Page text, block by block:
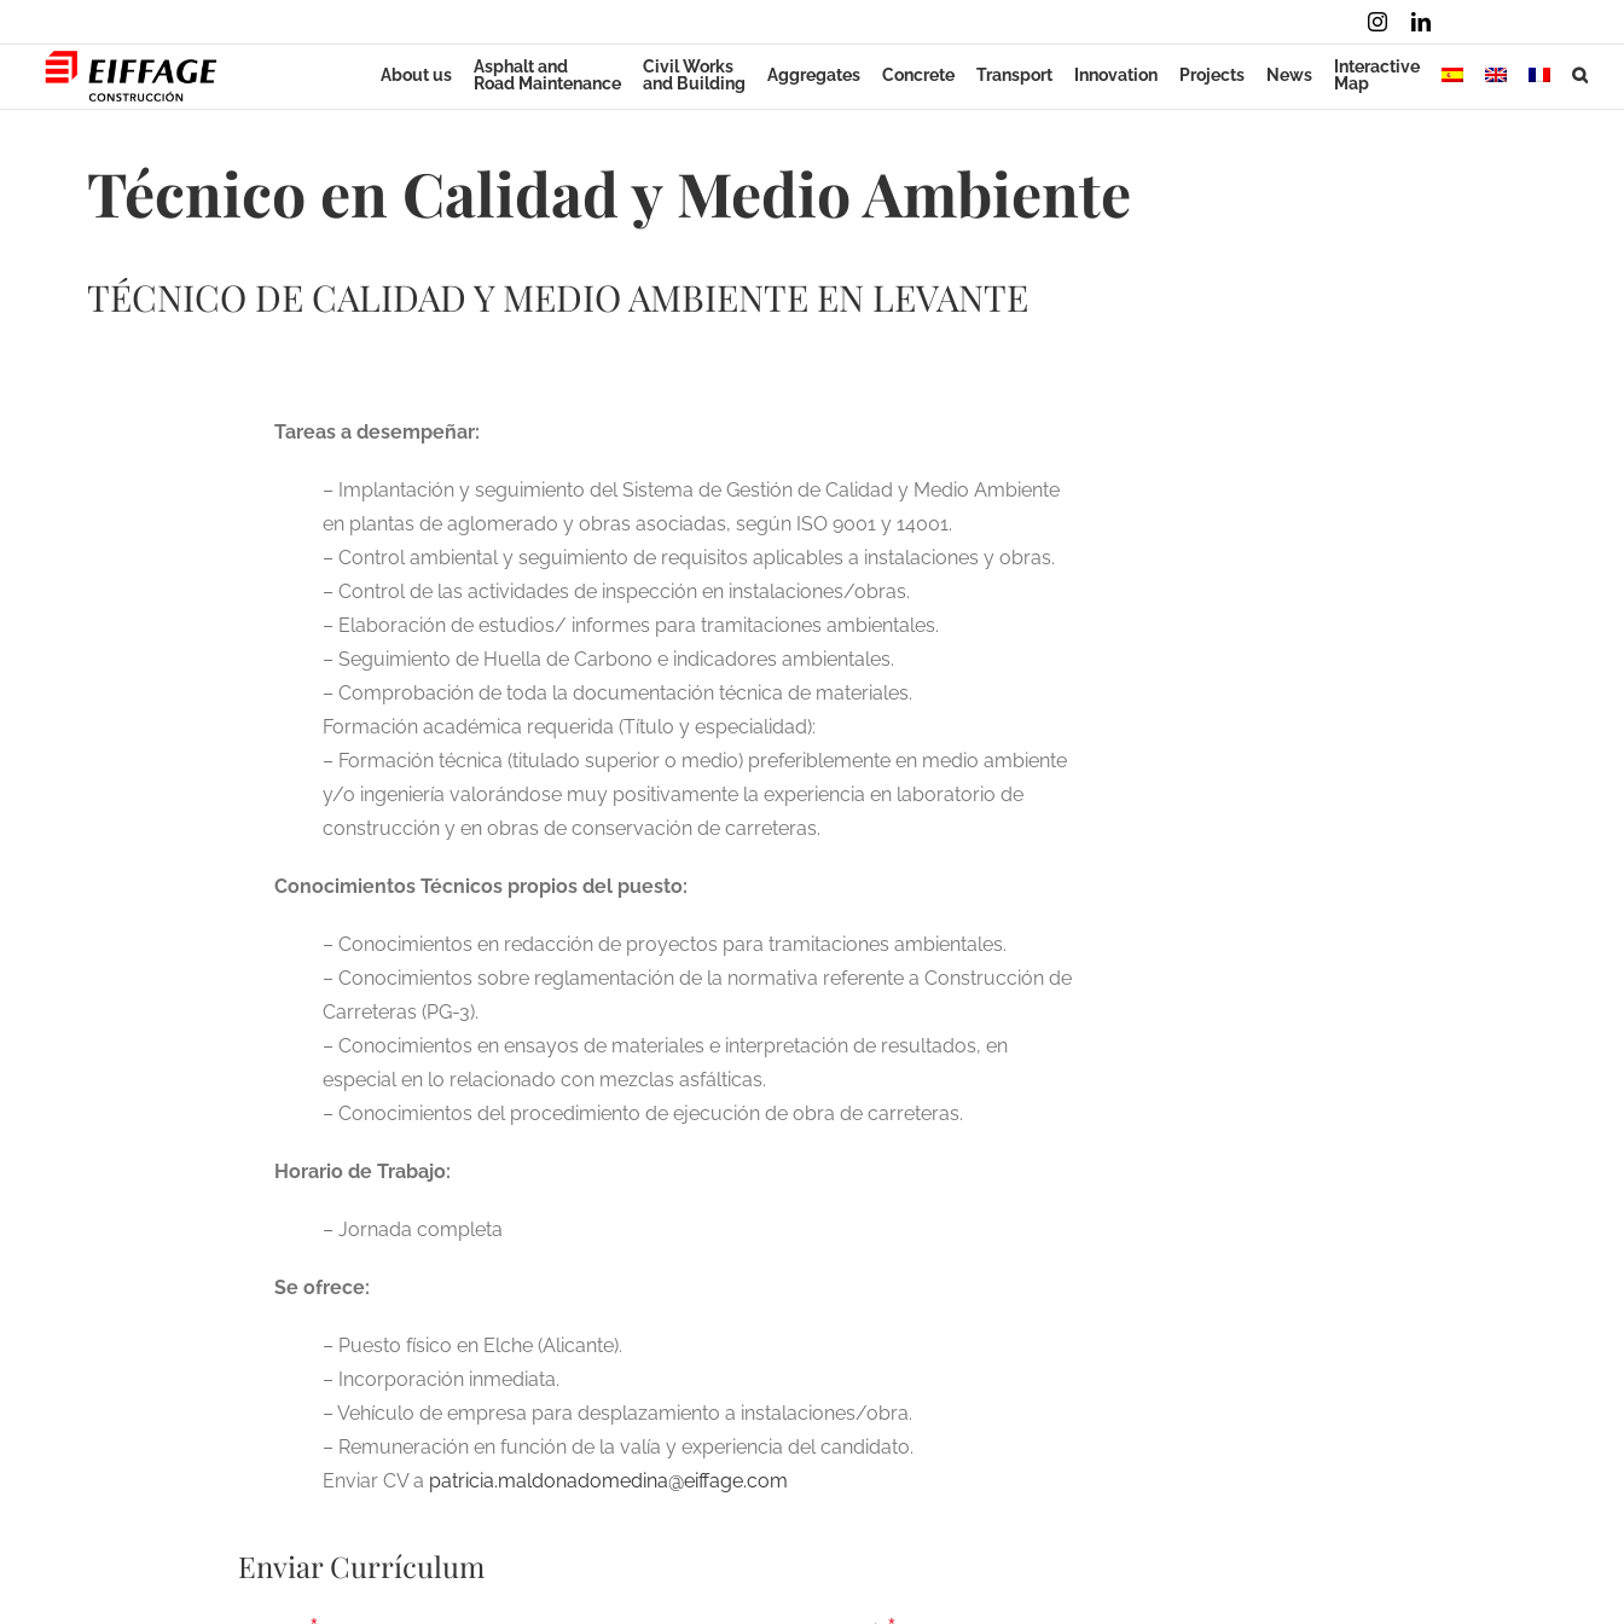
to
content
InstagramLinkedIn
About us
Asphalt and
Road Maintenance
Civil Works
and Building
Aggregates Concrete Transport Innovation Projects News
Interactive
Map
Técnico en Calidad y Medio Ambiente
TÉCNICO DE CALIDAD Y MEDIO AMBIENTE EN LEVANTE
Tareas a desempeñar:
– Implantación y seguimiento del Sistema de Gestión de Calidad y Medio Ambiente
en plantas de aglomerado y obras asociadas, según ISO 9001 y 14001.
– Control ambiental y seguimiento de requisitos aplicables a instalaciones y obras.
– Control de las actividades de inspección en instalaciones/obras.
– Elaboración de estudios/ informes para tramitaciones ambientales.
– Seguimiento de Huella de Carbono e indicadores ambientales.
– Comprobación de toda la documentación técnica de materiales.
Formación académica requerida (Título y especialidad):
– Formación técnica (titulado superior o medio) preferiblemente en medio ambiente
y/o ingeniería valorándose muy positivamente la experiencia en laboratorio de
construcción y en obras de conservación de carreteras.
Conocimientos Técnicos propios del puesto:
– Conocimientos en redacción de proyectos para tramitaciones ambientales.
– Conocimientos sobre reglamentación de la normativa referente a Construcción de
Carreteras (PG-3).
– Conocimientos en ensayos de materiales e interpretación de resultados, en
especial en lo relacionado con mezclas asfálticas.
– Conocimientos del procedimiento de ejecución de obra de carreteras.
Horario de Trabajo:
– Jornada completa
Se ofrece:
– Puesto físico en Elche (Alicante).
– Incorporación inmediata.
– Vehículo de empresa para desplazamiento a instalaciones/obra.
– Remuneración en función de la valía y experiencia del candidato.
Enviar CV a patricia.maldonadomedina@eiffage.com
Enviar Currículum